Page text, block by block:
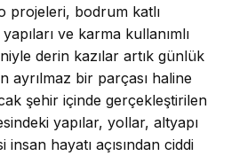
projeleri, bodrum katlı
ve karma kullanımlı
derin kazılar artık günlük
ayrılmaz bir parçası haline
şehir içinde gerçekleştirilen
yapılar, yollar, altyapı
insan hayatı açısından ciddi